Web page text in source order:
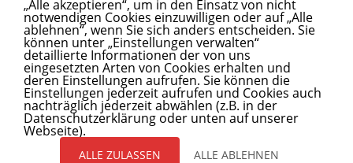
INITIATOREN UND PARTNER
Healthcare Mittelhessenlebt durch dieInitiatoren und
Partner.
„Alle akzeptieren“, um in den Einsatz von nicht
notwendigen Cookies einzuwilligen oder auf „Alle
ablehnen“, wenn Sie sich anders entscheiden. Sie
können unter „Einstellungen verwalten“
detaillierte Informationen der von uns
eingesetzten Arten von Cookies erhalten und
deren Einstellungen aufrufen. Sie können die
Einstellungen jederzeit aufrufen und Cookies auch
nachträglich jederzeit abwählen (z.B. in der
Datenschutzerklärung oder unten auf unserer
Webseite).
ALLE ZULASSEN ALLE ABLEHNEN